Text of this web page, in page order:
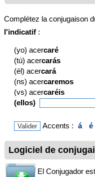
Complétez la conjugaison
l'indicatif :
(yo) acercaré
(tú) acercarás
(él) acercará
(ns) acercaremos
(vs) acercaréis
(ellos)
Accents : á é
Logiciel de
El Conjugador